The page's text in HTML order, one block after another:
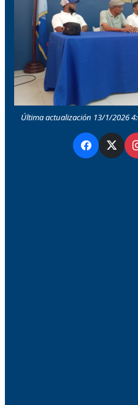
Última actualización 13/1/2026